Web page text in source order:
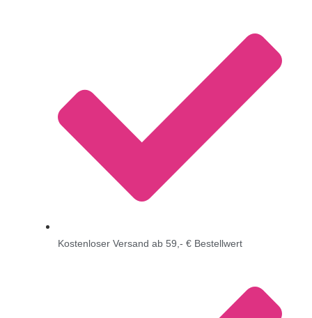
Kostenloser Versand ab 59,- € Bestellwert